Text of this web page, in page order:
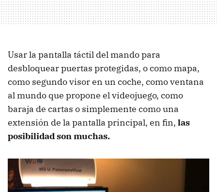
Usar la pantalla táctil del mando para
desbloquear puertas protegidas, o como mapa,
como segundo visor en un coche, como ventana
al mundo que propone el videojuego, como
baraja de cartas o simplemente como una
extensión de la pantalla principal, en fin, las
posibilidad son muchas.